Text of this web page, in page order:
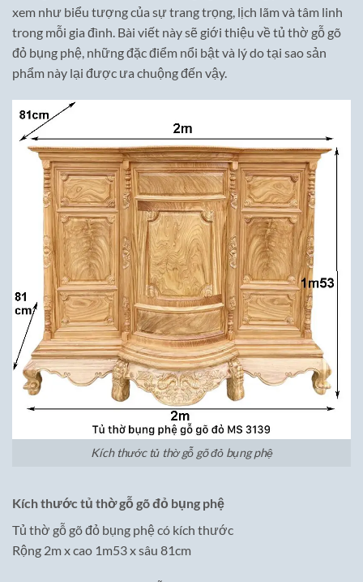
xem như biểu tượng của sự trang trọng, lịch lãm và tâm linh
trong mỗi gia đình. Bài viết này sẽ giới thiệu về tủ thờ gỗ gõ
đỏ bụng phệ, những đặc điểm nổi bật và lý do tại sao sản
phẩm này lại được ưa chuộng đến vậy.
Kích thước tủ thờ gỗ gõ đỏ bụng phệ
Kích thước tủ thờ gỗ gõ đỏ bụng phệ
Tủ thờ gỗ gõ đỏ bụng phệ có kích thước
Rộng 2m x cao 1m53 x sâu 81cm